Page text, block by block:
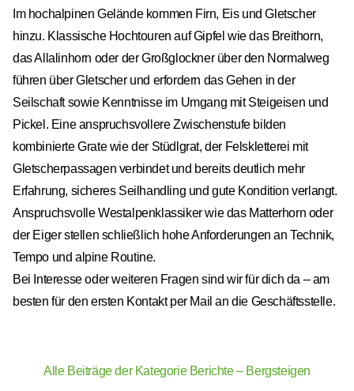
Im hochalpinen Gelände kommen Firn, Eis und Gletscher
hinzu. Klassische Hochtouren auf Gipfel wie das Breithorn,
das Allalinhorn oder der Großglockner über den Normalweg
führen über Gletscher und erfordern das Gehen in der
Seilschaft sowie Kenntnisse im Umgang mit Steigeisen und
Pickel. Eine anspruchsvollere Zwischenstufe bilden
kombinierte Grate wie der Stüdlgrat, der Felskletterei mit
Gletscherpassagen verbindet und bereits deutlich mehr
Erfahrung, sicheres Seilhandling und gute Kondition verlangt.
Anspruchsvolle Westalpenklassiker wie das Matterhorn oder
der Eiger stellen schließlich hohe Anforderungen an Technik,
Tempo und alpine Routine.
Bei Interesse oder weiteren Fragen sind wir für dich da – am
besten für den ersten Kontakt per Mail an die Geschäftsstelle.
Alle Beiträge der Kategorie Berichte – Bergsteigen